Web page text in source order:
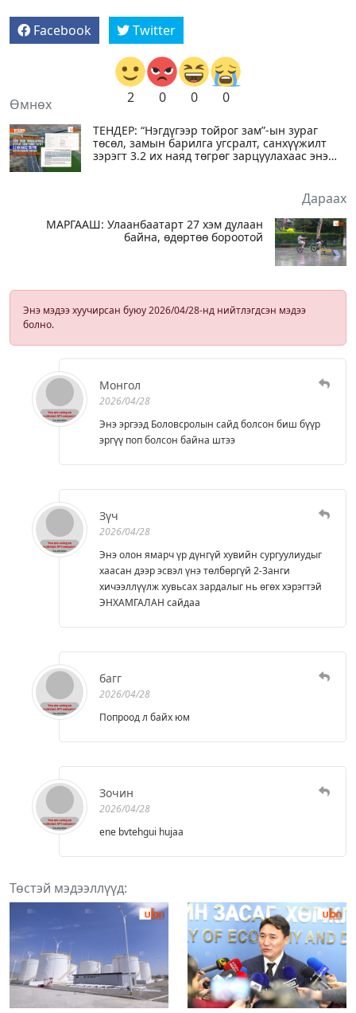
Facebook Twitter
2 0 0 0
Өмнөх
ТЕНДЕР: “Нэгдүгээр тойрог зам”-ын зураг
төсөл, замын барилга угсралт, санхүүжилт
зэрэгт 3.2 их наяд төгрөг зарцуулахаас энэ
Дараах
МАРГААШ: Улаанбаатарт 27 хэм дулаан
байна, өдөртөө бороотой
Энэ мэдээ хуучирсан буюу 2026/04/28-нд нийтлэгдсэн мэдээ
болно.
Монгол
2026/04/28
Энэ эргээд Боловсролын сайд болсон биш бүүр
эргүү поп болсон байна штээ
Зүч
2026/04/28
Энэ олон ямарч үр дүнгүй хувийн сургуулиудыг
хаасан дээр эсвэл үнэ төлбөргүй 2-3анги
хичээллүүлж хувьсах зардалыг нь өгөх хэрэгтэй
ЭНХАМГАЛАН сайдаа
багг
2026/04/28
Попроод л байх юм
Зочин
2026/04/28
ene bvtehgui hujaa
Төстэй мэдээллүүд: